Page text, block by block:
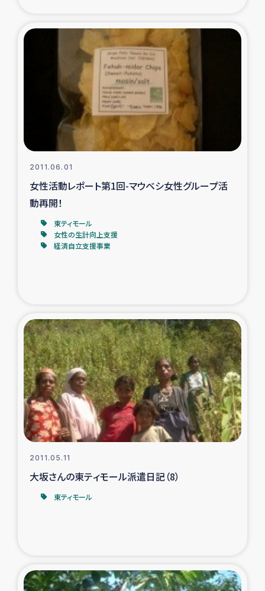
ミャンマー緊急支援
タイ国境ミャンマー移民子ども支援
漁民によるマングローブ植林活動
レバノンでのシリア難民への食糧・越冬支援
レバノンでのシリア難民への教育支援事業
レバノンでのシリア難民・レバノン人への農業支援
石巻市街地在宅被災者支援
復興応援隊の活動
仮設住宅生活支援・農業復興支援
漁業復興支援
インターン・ボランティア日誌
経済自立支援事業
2011.06.01
女性活動レポート第1回-マウベシ女性グループ活
動再開！
東ティモール
女性の生計向上支援
経済自立支援事業
2011.05.11
大坂さんの東ティモール派遣日記（8）
東ティモール